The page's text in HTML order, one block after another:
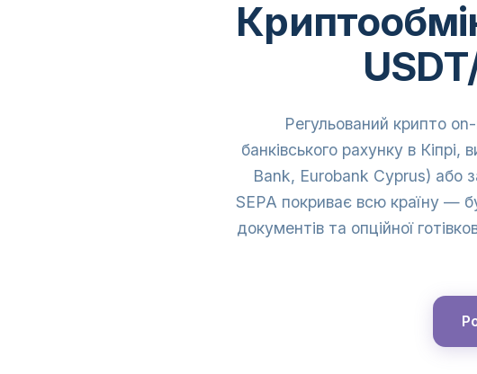
Регульований крипто
банківського рахунку в
Bank, Eurobank Cyprus) або
SEPA покриває всю країну —
документів та опційної